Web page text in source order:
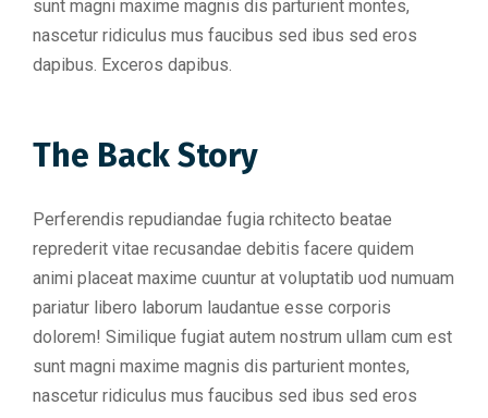
sunt magni maxime magnis dis parturient montes,
nascetur ridiculus mus faucibus sed ibus sed eros
dapibus. Exceros dapibus.
The Back Story
Perferendis repudiandae fugia rchitecto beatae
reprederit vitae recusandae debitis facere quidem
animi placeat maxime cuuntur at voluptatib uod numuam
pariatur libero laborum laudantue esse corporis
dolorem! Similique fugiat autem nostrum ullam cum est
sunt magni maxime magnis dis parturient montes,
nascetur ridiculus mus faucibus sed ibus sed eros